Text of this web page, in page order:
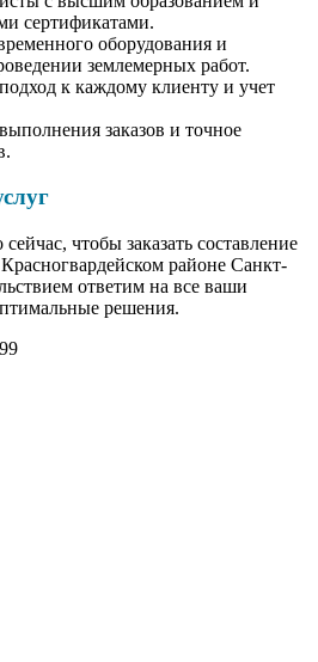
сертификатами.
оборудования и
землемерных работ.
к каждому клиенту и учет
заказов и точное
чтобы заказать составление
районе Санкт-
ответим на все ваши
решения.